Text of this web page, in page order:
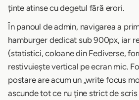
ținte atinse cu degetul fără erori.
În panoul de admin, navigarea a
hamburger dedicat sub 900px, iar
(statistici, coloane din Fediverse,
restivuiește vertical pe ecran mic.
postare are acum un „write focus
ascunde tot ce nu ține strict de